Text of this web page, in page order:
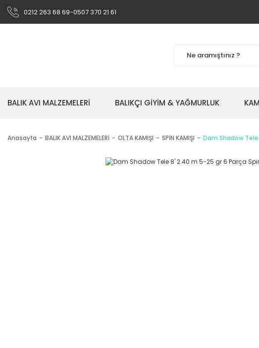
0212 263 68 69-0507 370 21 61
BALIK AVI MALZEMELERİ BALIKÇI GİYİM & YAĞMURLUK
Anasayfa BALIK AVI MALZEMELERİ OLTA KAMIŞI SPİN KAMIŞI Dam Shadow Tele